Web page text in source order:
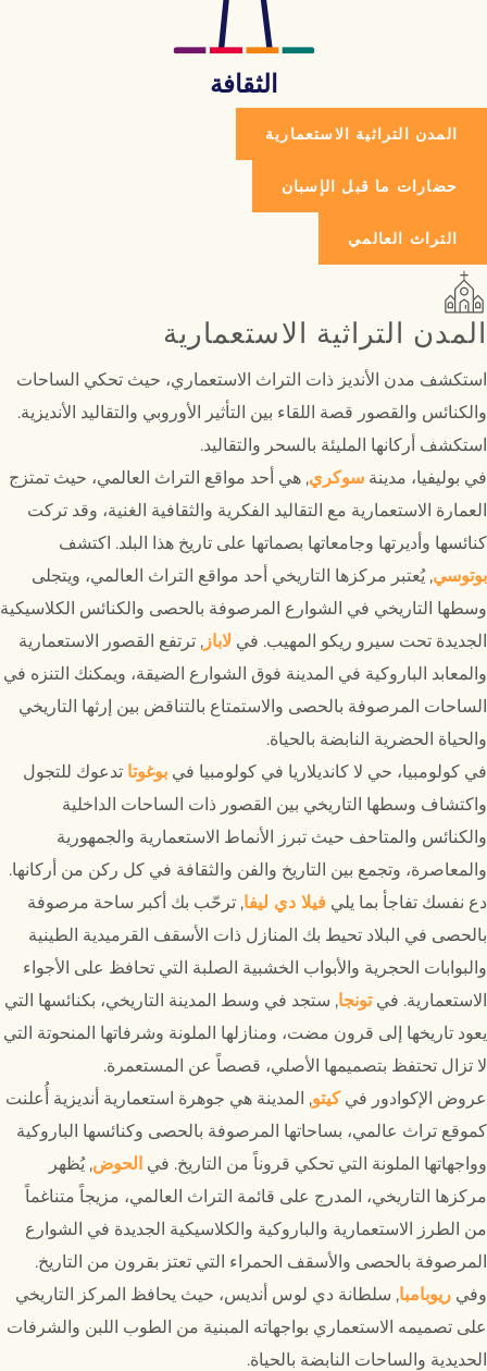
الثقافة
المدن التراثية الاستعمارية
حضارات ما قبل الإسبان
التراث العالمي
المدن التراثية الاستعمارية
استكشف مدن الأنديز ذات التراث الاستعماري، حيث تحكي الساحات
والكنائس والقصور قصة اللقاء بين التأثير الأوروبي والتقاليد الأنديزية.
استكشف أركانها المليئة بالسحر والتقاليد.
في بوليفيا، مدينة سوكري, هي أحد مواقع التراث العالمي، حيث تمتزج
العمارة الاستعمارية مع التقاليد الفكرية والثقافية الغنية، وقد تركت
كنائسها وأديرتها وجامعاتها بصماتها على تاريخ هذا البلد. اكتشف
بوتوسي, يُعتبر مركزها التاريخي أحد مواقع التراث العالمي، ويتجلى
وسطها التاريخي في الشوارع المرصوفة بالحصى والكنائس الكلاسيكية
الجديدة تحت سيرو ريكو المهيب. في لاباز , ترتفع القصور الاستعمارية
والمعابد الباروكية في المدينة فوق الشوارع الضيقة، ويمكنك التنزه في
الساحات المرصوفة بالحصى والاستمتاع بالتناقض بين إرثها التاريخي
والحياة الحضرية النابضة بالحياة.
في كولومبيا، حي لا كانديلاريا في كولومبيا في بوغوتا تدعوك للتجول
واكتشاف وسطها التاريخي بين القصور ذات الساحات الداخلية
والكنائس والمتاحف حيث تبرز الأنماط الاستعمارية والجمهورية
والمعاصرة، وتجمع بين التاريخ والفن والثقافة في كل ركن من أركانها.
دع نفسك تفاجأ بما يلي فيلا دي ليفا, ترحّب بك أكبر ساحة مرصوفة
بالحصى في البلاد تحيط بك المنازل ذات الأسقف القرميدية الطينية
والبوابات الحجرية والأبواب الخشبية الصلبة التي تحافظ على الأجواء
الاستعمارية. فيتونجا, ستجد في وسط المدينة التاريخي، بكنائسها التي
يعود تاريخها إلى قرون مضت، ومنازلها الملونة وشرفاتها المنحوتة التي
لا تزال تحتفظ بتصميمها الأصلي، قصصاً عن المستعمرة.
عروض الإكوادور فيكيتو, المدينة هي جوهرة استعمارية أنديزية أُعلنت
كموقع تراث عالمي، بساحاتها المرصوفة بالحصى وكنائسها الباروكية
وواجهاتها الملونة التي تحكي قروناً من التاريخ. في الحوض, يُظهر
مركزها التاريخي، المدرج على قائمة التراث العالمي، مزيجاً متناغماً
من الطرز الاستعمارية والباروكية والكلاسيكية الجديدة في الشوارع
المرصوفة بالحصى والأسقف الحمراء التي تعتز بقرون من التاريخ.
وفي ريوبامبا, سلطانة دي لوس أنديس، حيث يحافظ المركز التاريخي
على تصميمه الاستعماري بواجهاته المبنية من الطوب اللبن والشرفات
الحديدية والساحات النابضة بالحياة.